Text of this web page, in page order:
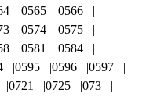
0565
0566
0574
0575
0581
0584
0595 0596
0597
0721 0725
073